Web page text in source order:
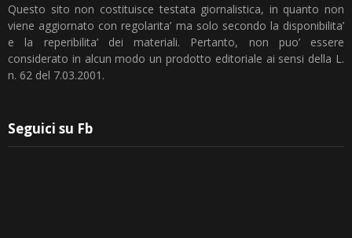
Questo sito non costituisce testata giornalistica, in quanto non
viene aggiornato con regolarita’ ma solo secondo la disponibilita’
e la reperibilita’ dei materiali. Pertanto, non puo’ essere
considerato in alcun modo un prodotto editoriale ai sensi della L.
n. 62 del 7.03.2001.
Seguici su Fb